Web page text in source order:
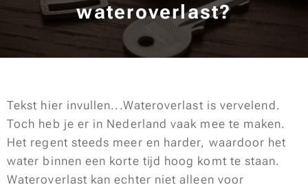
wateroverlast?
Tekst hier invullen...Wateroverlast is vervelend.
Toch heb je er in Nederland vaak mee te maken.
Het regent steeds meer en harder, waardoor het
water binnen een korte tijd hoog komt te staan.
Wateroverlast kan echter niet alleen voor